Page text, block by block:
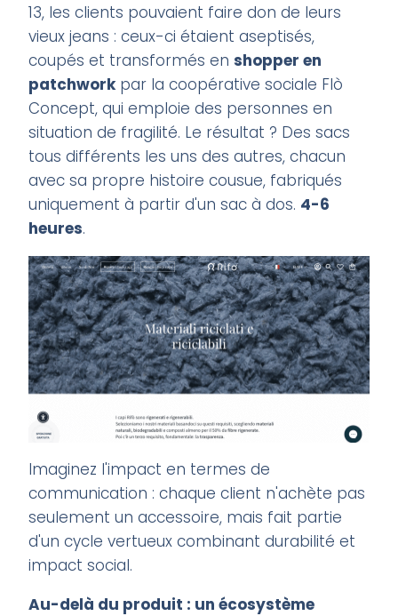
13, les clients pouvaient faire don de leurs
vieux jeans : ceux-ci étaient aseptisés,
coupés et transformés enshopper en
patchworkpar la coopérative sociale Flò
Concept, qui emploie des personnes en
situation de fragilité. Le résultat ? Des sacs
tous différents les uns des autres, chacun
avec sa propre histoire cousue, fabriqués
uniquement à partir d'un sac à dos. 4-6
heures.
Imaginez l'impact en termes de
communication : chaque client n'achète pas
seulement un accessoire, mais fait partie
d'un cycle vertueux combinant durabilité et
impact social.
Au-delà du produit : un écosystème